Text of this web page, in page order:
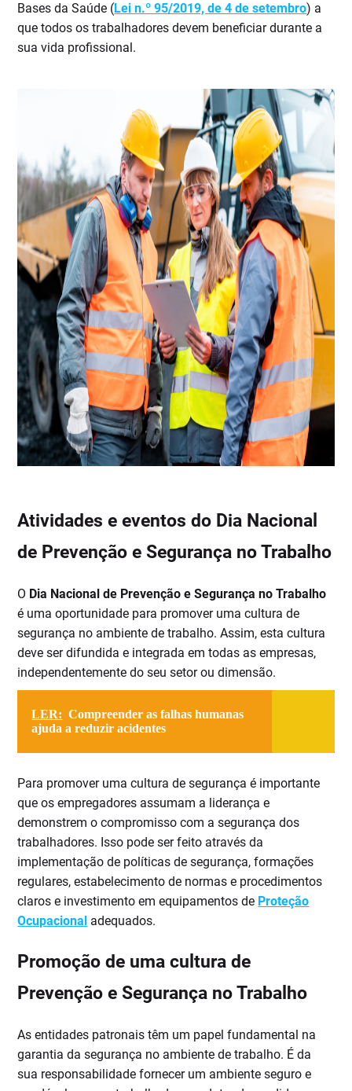
Bases da Saúde (Lei n.º 95/2019, de 4 de setembro) a
que todos os trabalhadores devem beneficiar durante a
sua vida profissional.
Atividades e eventos do Dia Nacional
de Prevenção e Segurança no Trabalho
O Dia Nacional de Prevenção e Segurança no Trabalho
é uma oportunidade para promover uma cultura de
segurança no ambiente de trabalho. Assim, esta cultura
deve ser difundida e integrada em todas as empresas,
independentemente do seu setor ou dimensão.
LER: Compreender as falhas humanas
ajuda a reduzir acidentes
Para promover uma cultura de segurança é importante
que os empregadores assumam a liderança e
demonstrem o compromisso com a segurança dos
trabalhadores. Isso pode ser feito através da
implementação de políticas de segurança, formações
regulares, estabelecimento de normas e procedimentos
claros e investimento em equipamentos de Proteção
Ocupacional adequados.
Promoção de uma cultura de
Prevenção e Segurança no Trabalho
As entidades patronais têm um papel fundamental na
garantia da segurança no ambiente de trabalho. É da
sua responsabilidade fornecer um ambiente seguro e